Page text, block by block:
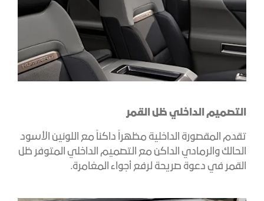
التصميم الداخلي ظل القمر
تقدم المقصورة الداخلية مظهراً داكناً مع اللونين الأسود
الحالك والرمادي الداكن مع التصميم الداخلي المتوفر ظل
القمر في دعوة صريحة لرفع أجواء المغامرة.